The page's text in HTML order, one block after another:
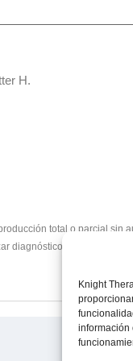
Knight
información
H.
total o parcial sin
diagnósticos o definir el